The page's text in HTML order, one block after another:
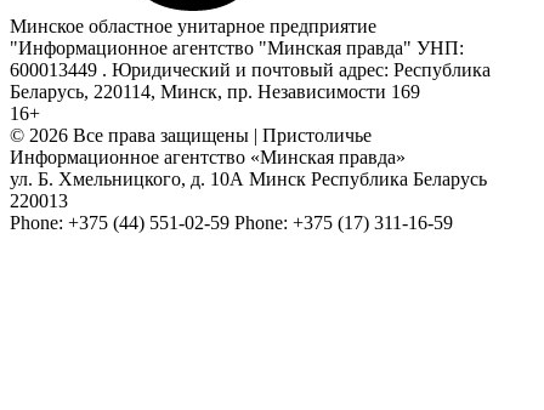
Минское областное унитарное предприятие
"Информационное агентство "Минская правда" УНП:
600013449 . Юридический и почтовый адрес: Республика
Беларусь, 220114, Минск, пр. Независимости 169
16+
© 2026 Все права защищены | Пристоличье
Информационное агентство «Минская правда»
ул. Б. Хмельницкого, д. 10А Минск Республика Беларусь
220013
Phone: +375 (44) 551-02-59 Phone: +375 (17) 311-16-59